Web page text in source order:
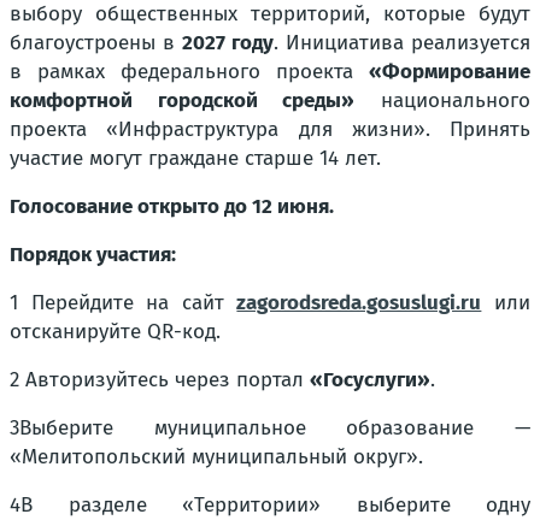
выбору общественных территорий, которые будут
благоустроены в 2027 году. Инициатива реализуется
в рамках федерального проекта «Формирование
комфортной городской среды» национального
проекта «Инфраструктура для жизни». Принять
участие могут граждане старше 14 лет.
Голосование открыто до 12 июня.
Порядок участия:
1 Перейдите на сайтzagorodsreda.gosuslugi.ru или
отсканируйте QR-код.
2 Авторизуйтесь через портал «Госуслуги».
3Выберите муниципальное образование —
«Мелитопольский муниципальный округ».
4В разделе «Территории» выберите одну